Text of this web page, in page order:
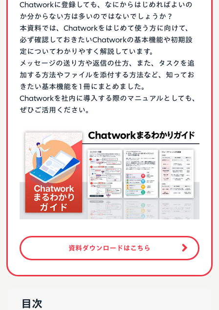
Chatworkに登録しても、なにからはじめればよいの
か分からない方は多いのではないでしょうか？
本資料では、Chatworkをはじめて使う方に向けて、
必ず確認しておきたいChatworkの基本機能や初期設
定についてわかりやすく解説しています。
メッセージの送り方や返信の仕方、また、タスクを追
加する方法やファイルを添付する方法など、知ってお
きたい基本機能を1冊にまとめました。
Chatworkを社内に導入する際のマニュアルとしても、
ぜひご活用ください。
資料ダウンロードはこちら
目次